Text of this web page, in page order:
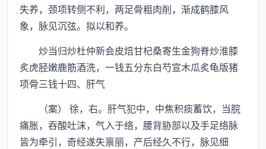
失养，颈项转侧不利，两足骨粗肉削，渐成鹤膝风
象，脉见沉弦。拟以和养。
炒当归炒杜仲新会皮焙甘杞桑寄生金狗脊炒淮膝
炙虎胫嫩鹿筋酒洗，一钱五分东白芍宣木瓜炙龟版猪
项骨三钱十四、肝气
（案） 徐，右。肝气犯中，中焦积痰蓄饮，当脘
痛胀，吞酸吐沫，气入于络，腰背胁部以及手足络脉
皆为牵引，奇经遂失禀丽，产后经久不行，脉见细